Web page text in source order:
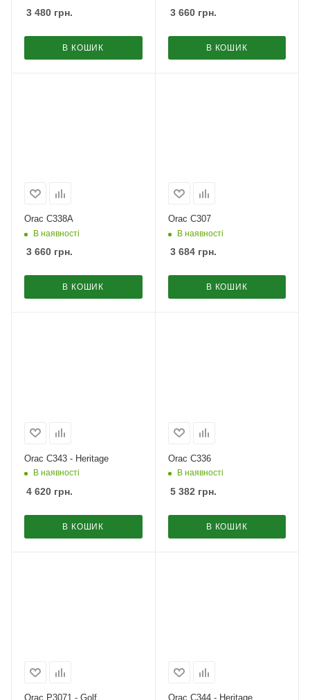
3 480 грн.
В КОШИК
3 660грн.
В КОШИК
Orac C338A
В наявності
3 660 грн.
В КОШИК
Orac C307
В наявності
3 684грн.
В КОШИК
Orac C343 - Heritage
В наявності
4 620 грн.
В КОШИК
Orac C336
В наявності
5 382 грн.
В КОШИК
Orac P3071 - Golf Orac C344 - Heritage